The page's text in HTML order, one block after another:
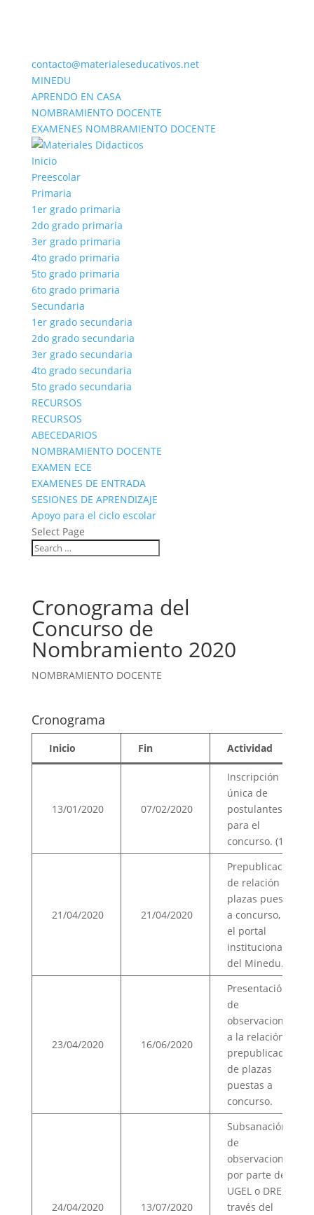
contacto@materialeseducativos.net
MINEDU
APRENDO EN CASA
NOMBRAMIENTO DOCENTE
EXAMENES NOMBRAMIENTO DOCENTE
Inicio
Preescolar
Primaria
1er grado primaria
2do grado primaria
3er grado primaria
4to grado primaria
5to grado primaria
6to grado primaria
Secundaria
1er grado secundaria
2do grado secundaria
3er grado secundaria
4to grado secundaria
5to grado secundaria
RECURSOS
RECURSOS
ABECEDARIOS
NOMBRAMIENTO DOCENTE
EXAMEN ECE
EXAMENES DE ENTRADA
SESIONES DE APRENDIZAJE
Apoyo para el ciclo escolar
Select Page
Cronograma del
Concurso de
Nombramiento 2020
NOMBRAMIENTO DOCENTE
Cronograma
Inicio Fin Actividad
13/01/2020 07/02/2020
Inscripción
única de
postulantes
para el
concurso. (1)
21/04/2020 21/04/2020
Prepublicación
de relación de
plazas puestas
a concurso, en
el portal
institucional
del Minedu.
23/04/2020 16/06/2020
Presentación
de
observaciones
a la relación
prepublicada
de plazas
puestas a
concurso.
24/04/2020 13/07/2020
Subsanación
de
observaciones
por parte de la
UGEL o DRE, a
través del